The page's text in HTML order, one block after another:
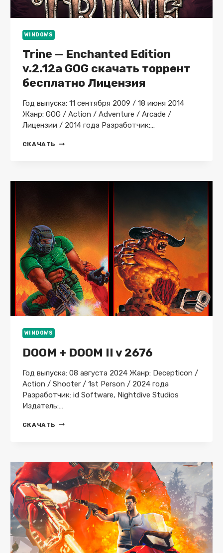
WINDOWS
Trine — Enchanted Edition
v.2.12a GOG скачать торрент
бесплатно Лицензия
Год выпуска: 11 сентября 2009 / 18 июня 2014
Жанр: GOG / Action / Adventure / Arcade /
Лицензии / 2014 года Разработчик:…
СКАЧАТЬ TRINE
БЕСПЛАТНО
ЛИЦЕНЗИЯ
WINDOWS
DOOM + DOOM II v 2676
Год выпуска: 08 августа 2024 Жанр: Decepticon /
Action / Shooter / 1st Person / 2024 года
Разработчик: id Software, Nightdive Studios
Издатель:…
СКАЧАТЬ DOOM
2676